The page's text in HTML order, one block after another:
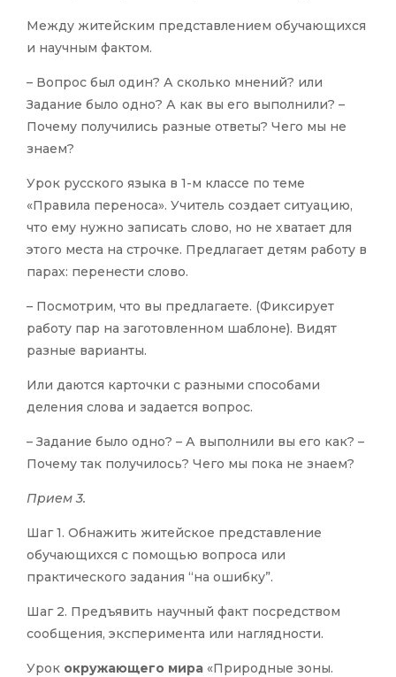
Между житейским представлением обучающихся
и научным фактом.
– Вопрос был один? А сколько мнений? или
Задание было одно? А как вы его выполнили? –
Почему получились разные ответы? Чего мы не
знаем?
Урок русского языка в 1-м классе по теме
«Правила переноса». Учитель создает ситуацию,
что ему нужно записать слово, но не хватает для
этого места на строчке. Предлагает детям работу в
парах: перенести слово.
– Посмотрим, что вы предлагаете. (Фиксирует
работу пар на заготовленном шаблоне). Видят
разные варианты.
Или даются карточки с разными способами
деления слова и задается вопрос.
– Задание было одно? – А выполнили вы его как? –
Почему так получилось? Чего мы пока не знаем?
Прием 3.
Шаг 1. Обнажить житейское представление
обучающихся с помощью вопроса или
практического задания “на ошибку”.
Шаг 2. Предъявить научный факт посредством
сообщения, эксперимента или наглядности.
Урок окружающего мира «Природные зоны.